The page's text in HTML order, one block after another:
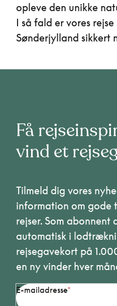
opleve den unikke
I så fald er vores rejse
Sønderjylland sikkert
Få
vind et
Tilmeld dig vores
information om gode
rejser. Som abonnent
automatisk i
rejsegavekort på
en ny vinder hver
E-mailadresse